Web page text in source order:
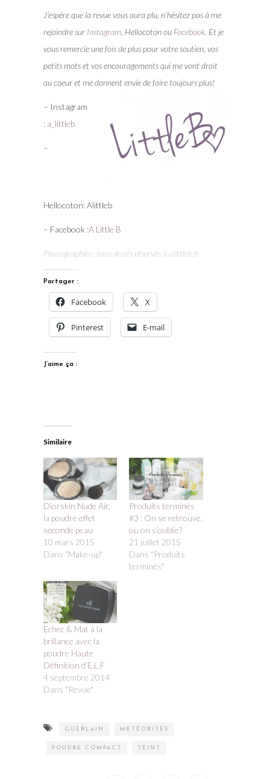
J’espère que la revue vous aura plu, n’hésitez pas à me
rejoindre sur Instagram , Hellocoton ou Facebook. Et je
vous remercie une fois de plus pour votre soutien, vos
petits mots et vos encouragements qui me vont droit
au coeur et me donnent envie de faire toujours plus!
– Instagram
: a_littleb
–
Hellocoton: Alittleb
– Facebook :A Little B
Photographies : tous droits réservés à alittleb.fr
Partager :
Facebook X
Pinterest E-mail
J’aime ça :
Similaire
Diorskin Nude Air,
la poudre effet
seconde peau
10 mars 2015
Dans "Make-up"
Produits terminés
#3 : On se retrouve,
ou on s’oublie?
21 juillet 2015
Dans "Produits
terminés"
Echec & Mat à la
brillance avec la
poudre Haute
Définition d’E.L.F
4 septembre 2014
Dans "Revue"
GUERLAIN MÉTÉORITES
POUDRE COMPACT TEINT